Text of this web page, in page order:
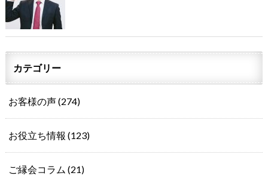
カテゴリー
お客様の声(274)
お役立ち情報 (123)
ご縁会コラム (21)